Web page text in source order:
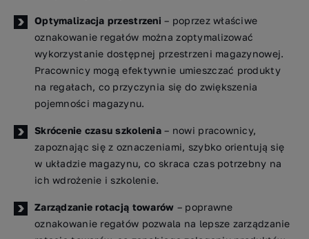
Optymalizacja przestrzeni – poprzez właściwe
oznakowanie regałów można zoptymalizować
wykorzystanie dostępnej przestrzeni magazynowej.
Pracownicy mogą efektywnie umieszczać produkty
na regałach, co przyczynia się do zwiększenia
pojemności magazynu.
Skrócenie czasu szkolenia – nowi pracownicy,
zapoznając się z oznaczeniami, szybko orientują się
w układzie magazynu, co skraca czas potrzebny na
ich wdrożenie i szkolenie.
Zarządzanie rotacją towarów – poprawne
oznakowanie regałów pozwala na lepsze zarządzanie